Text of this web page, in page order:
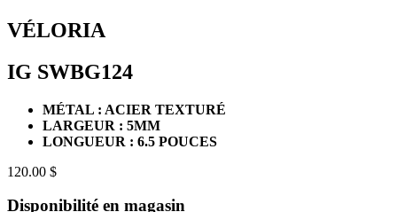
VÉLORIA
IG SWBG124
MÉTAL : ACIER TEXTURÉ
LARGEUR : 5MM
LONGUEUR : 6.5 POUCES
120.00 $
Disponibilité en magasin